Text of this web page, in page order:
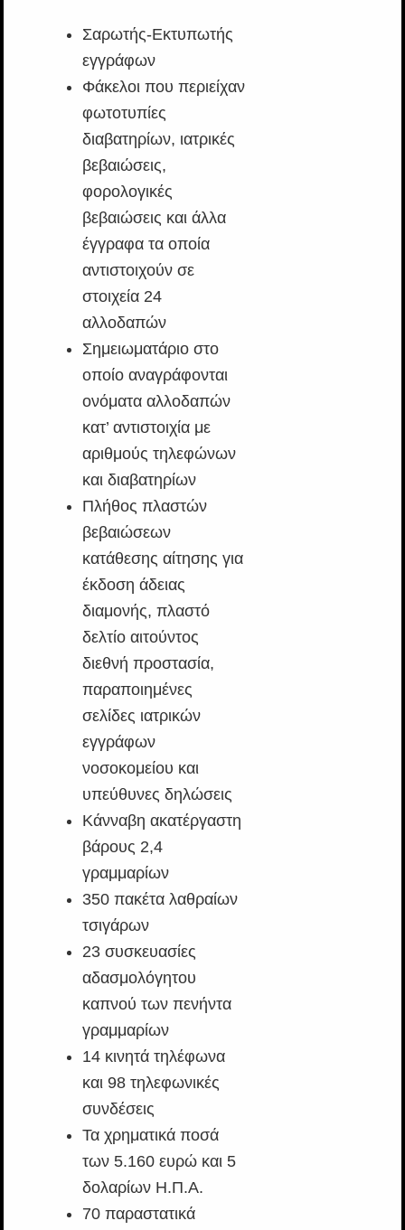
Σαρωτής-Εκτυπωτής
εγγράφων
Φάκελοι που περιείχαν
φωτοτυπίες
διαβατηρίων, ιατρικές
βεβαιώσεις,
φορολογικές
βεβαιώσεις και άλλα
έγγραφα τα οποία
αντιστοιχούν σε
στοιχεία 24
αλλοδαπών
Σημειωματάριο στο
οποίο αναγράφονται
ονόματα αλλοδαπών
κατ’ αντιστοιχία με
αριθμούς τηλεφώνων
και διαβατηρίων
Πλήθος πλαστών
βεβαιώσεων
κατάθεσης αίτησης για
έκδοση άδειας
διαμονής, πλαστό
δελτίο αιτούντος
διεθνή προστασία,
παραποιημένες
σελίδες ιατρικών
εγγράφων
νοσοκομείου και
υπεύθυνες δηλώσεις
Κάνναβη ακατέργαστη
βάρους 2,4
γραμμαρίων
350 πακέτα λαθραίων
τσιγάρων
23 συσκευασίες
αδασμολόγητου
καπνού των πενήντα
γραμμαρίων
14 κινητά τηλέφωνα
και 98 τηλεφωνικές
συνδέσεις
Τα χρηματικά ποσά
των 5.160 ευρώ και 5
δολαρίων Η.Π.Α.
70 παραστατικά